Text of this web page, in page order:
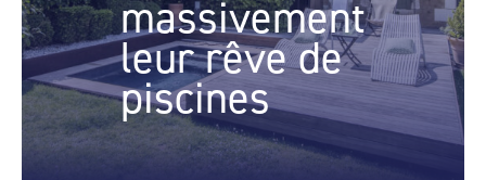
massivement
leur rêve de
piscines